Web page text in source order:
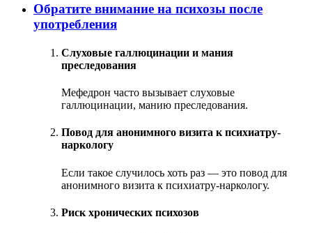
Обратите внимание на психозы после
употребления
Слуховые галлюцинации и мания
преследования
Мефедрон часто вызывает слуховые
галлюцинации, манию преследования.
Повод для анонимного визита к психиатру-
наркологу
Если такое случилось хоть раз — это повод для
анонимного визита к психиатру-наркологу.
Риск хронических психозов